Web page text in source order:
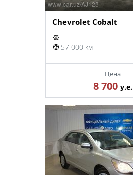
Chevrolet Cobalt
57 000 км
Цена
8 700 у.е.